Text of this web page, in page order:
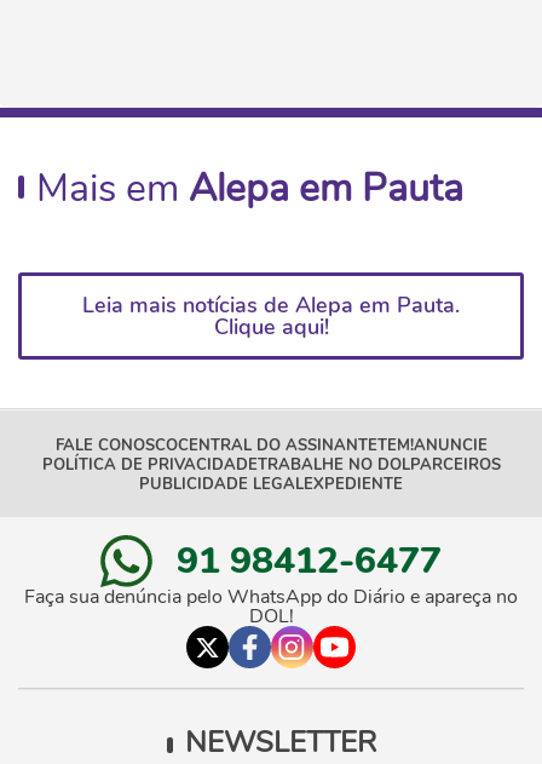
Mais em Alepa em Pauta
Leia mais notícias de Alepa em Pauta.
Clique aqui!
FALE CONOSCOCENTRAL DO ASSINANTETEM!ANUNCIE
POLÍTICA DE PRIVACIDADETRABALHE NO DOLPARCEIROS
PUBLICIDADE LEGALEXPEDIENTE
91 98412-6477
Faça sua denúncia pelo WhatsApp do Diário e apareça no
DOL!
NEWSLETTER